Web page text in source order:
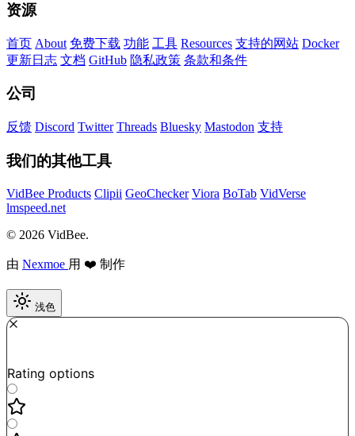
资源
首页 About 免费下载 功能 工具 Resources 支持的网站 Docker
更新日志 文档 GitHub 隐私政策 条款和条件
公司
反馈 Discord Twitter Threads Bluesky Mastodon 支持
我们的其他工具
VidBee Products Clipii GeoChecker Viora BoTab VidVerse
lmspeed.net
© 2026 VidBee.
由 Nexmoe 用 ❤️ 制作
浅色
Rating options